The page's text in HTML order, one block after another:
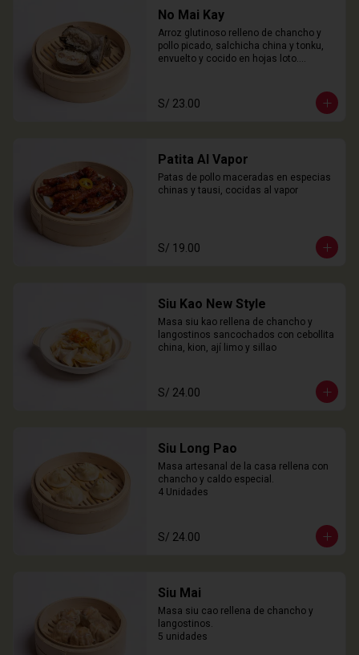
No Mai Kay
Arroz glutinoso relleno de chancho y
pollo picado, salchicha china y tonku,
envuelto y cocido en hojas loto.
S/ 23.00
Patita Al Vapor
Patas de pollo maceradas en especias
chinas y tausi, cocidas al vapor
S/ 19.00
Siu Kao New Style
Masa siu kao rellena de chancho y
langostinos sancochados con cebollita
china, kion, ají limo y sillao
S/ 24.00
Siu Long Pao
Masa artesanal de la casa rellena con
chancho y caldo especial.
4 Unidades
S/ 24.00
Siu Mai
Masa siu cao rellena de chancho y
langostinos.
5 unidades